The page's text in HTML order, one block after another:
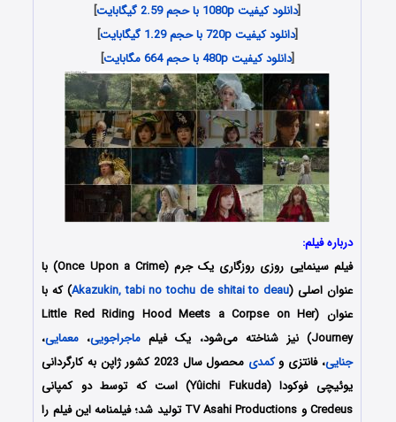
[دانلود کیفیت 1080p با حجم 2.59 گیگابایت
]
[دانلود کیفیت 720p با حجم 1.29 گیگابایت
]
[دانلود کیفیت 480p با حجم 664 مگابایت ]
درباره فیلم:
فیلم سینمایی روزی روزگاری یک جرم
(Once Upon a Crime) با
عنوان اصلی (Akazukin, tabi no tochu de shitai to deau) که با
عنوان (Little Red Riding Hood Meets a Corpse on Her
Journey) نیز شناخته می‌شود، یک فیلم
ماجراجویی، معمایی،
جنایی، فانتزی وکمدی
محصول سال 2023 کشور ژاپن به کارگردانی
یوئیچی فوکودا (Yûichi Fukuda) است که توسط دو کمپانی‌
Credeus و TV Asahi Productions تولید شد؛ فیلمنامه این فیلم را